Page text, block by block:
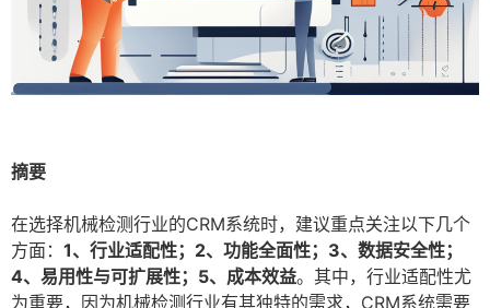
摘要
在选择机械检测行业的CRM系统时，建议重点关注以下几个
方面： 1、行业适配性；2、功能全面性；3、数据安全性；
4、易用性与可扩展性；5、成本效益。其中，行业适配性尤
为重要，因为机械检测行业有其独特的需求，CRM系统需要